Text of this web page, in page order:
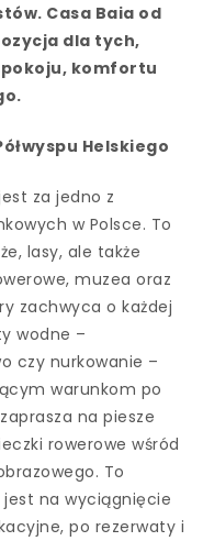
Casa Baia od
dla tych,
komfortu
Helskiego
za jedno z
w Polsce. To
lasy, ale także
muzea oraz
zachwyca o każdej
wodne –
czy nurkowanie –
warunkom po
na piesze
rowerowe wśród
To
na wyciągnięcie
po rezerwaty i